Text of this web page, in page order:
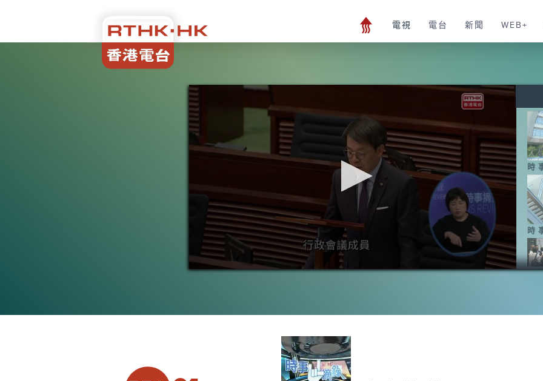
電視 電台 新聞 WEB+
0
時
時